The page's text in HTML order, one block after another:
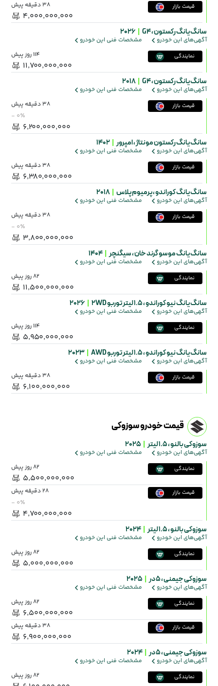
قیمت بازار 38 دقیقه پیش
۴٬۰۰۰٬۰۰۰٬۰۰۰
سانگ یانگ رکستون ،G4
2026
آگهی‌های این خودرو مشخصات فنی این خودرو
نمایندگی 114 روز پیش
۱۱٬۷۰۰٬۰۰۰٬۰۰۰
سانگ یانگ رکستون ،G4
2018
آگهی‌های این خودرو مشخصات فنی این خودرو
قیمت بازار 38 دقیقه پیش
- ۰٪
۶٬۲۰۰٬۰۰۰٬۰۰۰
سانگ یانگ رکستون مونتاژ ،امپرور 1402
آگهی‌های این خودرو مشخصات فنی این خودرو
قیمت بازار 38 دقیقه پیش
۶٬۳۸۰٬۰۰۰٬۰۰۰
سانگ یانگ کوراندو ،پرمیوم پلاس 2018
آگهی‌های این خودرو مشخصات فنی این خودرو
قیمت بازار 38 دقیقه پیش
- ۰٪
۳٬۸۰۰٬۰۰۰٬۰۰۰
سانگ یانگ موسو گرند خان ،سیگنچر 1404
آگهی‌های این خودرو مشخصات فنی این خودرو
نمایندگی 82 روز پیش
۱۱٬۵۰۰٬۰۰۰٬۰۰۰
سانگ یانگ نیو کوراندو ،1.5 لیتر توربو 2WD 2026
آگهی‌های این خودرو مشخصات فنی این خودرو
نمایندگی 114 روز پیش
۵٬۹۵۰٬۰۰۰٬۰۰۰
سانگ یانگ نیو کوراندو ،۱.۵ لیتر توربو AWD 2023
آگهی‌های این خودرو مشخصات فنی این خودرو
قیمت بازار 38 دقیقه پیش
۶٬۱۰۰٬۰۰۰٬۰۰۰
قیمت خودرو سوزوکی
سوزوکی بالنو ،1.5 لیتر 2025
آگهی‌های این خودرو مشخصات فنی این خودرو
نمایندگی 82 روز پیش
۵٬۵۰۰٬۰۰۰٬۰۰۰
قیمت بازار 28 دقیقه پیش
- ۰٪
۴٬۷۰۰٬۰۰۰٬۰۰۰
سوزوکی بالنو ،1.5 لیتر 2024
آگهی‌های این خودرو مشخصات فنی این خودرو
نمایندگی 82 روز پیش
۵٬۰۰۰٬۰۰۰٬۰۰۰
سوزوکی جیمنی ،5 در 2025
آگهی‌های این خودرو مشخصات فنی این خودرو
نمایندگی 82 روز پیش
۶٬۵۰۰٬۰۰۰٬۰۰۰
قیمت بازار 38 دقیقه پیش
۶٬۹۰۰٬۰۰۰٬۰۰۰
سوزوکی جیمنی ،5 در 2024
آگهی‌های این خودرو مشخصات فنی این خودرو
نمایندگی 82 روز پیش